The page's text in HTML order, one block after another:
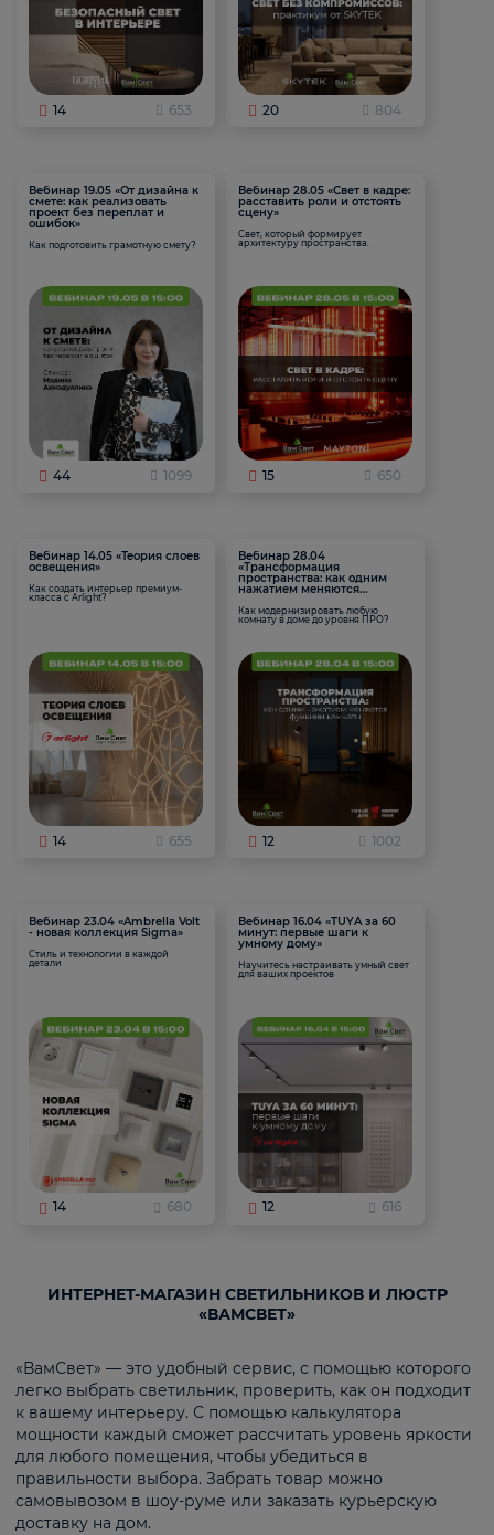
14 653 20 804
Вебинар 19.05 «От дизайна к
смете: как реализовать
проект без переплат и
ошибок»
Как подготовить грамотную смету?
44 1099
Вебинар 28.05 «Свет в кадре:
расставить роли и отстоять
сцену»
Свет, который формирует
архитектуру пространства.
15 650
Вебинар 14.05 «Теория слоев
освещения»
Как создать интерьер премиум-
класса с Arlight?
14 655
Вебинар 28.04
«Трансформация
пространства: как одним
нажатием меняются
Как модернизировать любую
комнату в доме до уровня ПРО?
12 1002
Вебинар 23.04 «Ambrella Volt
- новая коллекция Sigma»
Стиль и технологии в каждой
детали
14 680
Вебинар 16.04 «TUYA за 60
минут: первые шаги к
умному дому»
Научитесь настраивать умный свет
для ваших проектов
12 616
ИНТЕРНЕТ-МАГАЗИН СВЕТИЛЬНИКОВ И ЛЮСТР
«ВАМСВЕТ»
«ВамСвет» — это удобный сервис, с помощью которого
легко выбрать светильник, проверить, как он подходит
к вашему интерьеру. С помощью калькулятора
мощности каждый сможет рассчитать уровень яркости
для любого помещения, чтобы убедиться в
правильности выбора. Забрать товар можно
самовывозом в шоу-руме или заказать курьерскую
доставку на дом.